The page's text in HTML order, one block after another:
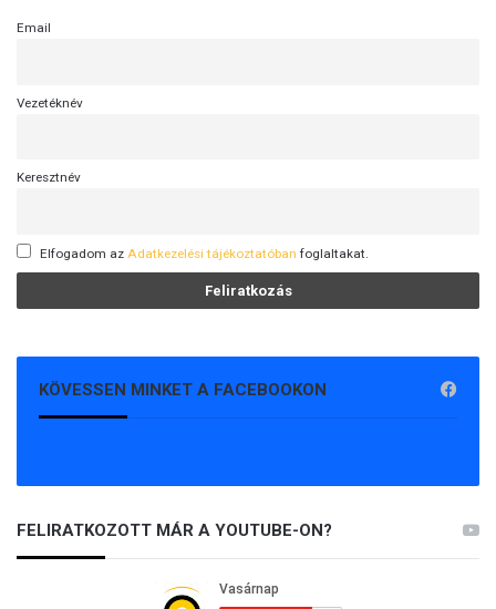
Email
Vezetéknév
Keresztnév
Elfogadom az Adatkezelési tájékoztatóban foglaltakat.
KÖVESSEN MINKET A FACEBOOKON
FELIRATKOZOTT MÁR A YOUTUBE-ON?